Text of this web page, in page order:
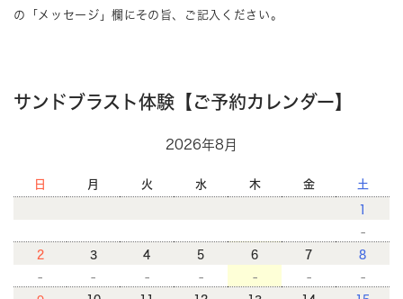
の「メッセージ」欄にその旨、ご記入ください。
サンドブラスト体験【ご予約カレンダー】
2026年8月
日 月 火 水 木 金 土
1
-
2
-
3
-
4
-
5
-
6
-
7
-
8
-